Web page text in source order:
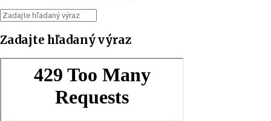
Zadajte hľadaný výraz